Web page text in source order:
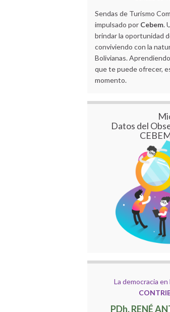
Sendas de Turismo
impulsado por Cebem.
brindar la oportunidad
conviviendo con la
Bolivianas.
que te puede ofrecer,
momento.
Datos del
La democracia
PDh. RENÉ